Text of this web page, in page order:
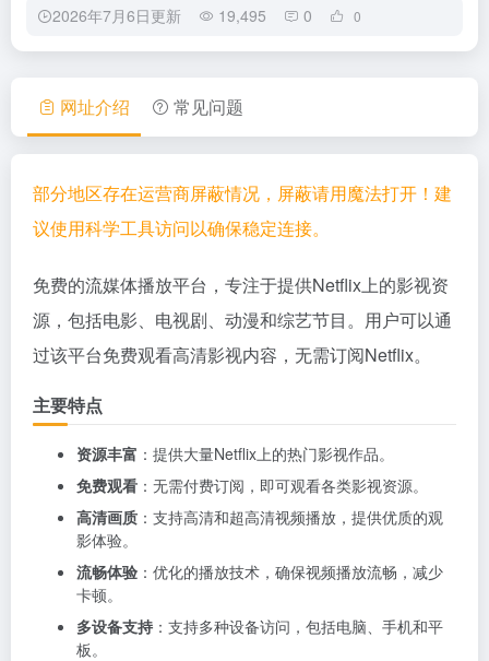
2026年7月6日更新 19,495 0 0
网址介绍 常见问题
部分地区存在运营商屏蔽情况，屏蔽请用魔法打开！建
议使用科学工具访问以确保稳定连接。
免费的流媒体播放平台，专注于提供Netflix上的影视资
源，包括电影、电视剧、动漫和综艺节目。用户可以通
过该平台免费观看高清影视内容，无需订阅Netflix。
主要特点
资源丰富 ：提供大量Netflix上的热门影视作品。
免费观看 ：无需付费订阅，即可观看各类影视资源。
高清画质 ：支持高清和超高清视频播放，提供优质的观
影体验。
流畅体验 ：优化的播放技术，确保视频播放流畅，减少
卡顿。
多设备支持 ：支持多种设备访问，包括电脑、手机和平
板。